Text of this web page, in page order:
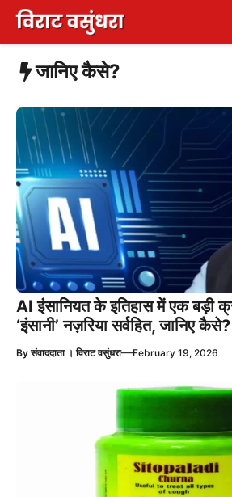
Skip
content
जानिए कैसे?
AI इंसानियत के इतिहास में एक बड़ी
‘इंसानी’ नज़रिया सर्वहित, जानिए कैसे?
Byसंवाददाता । विराट वसुंधरा—February 19, 2026